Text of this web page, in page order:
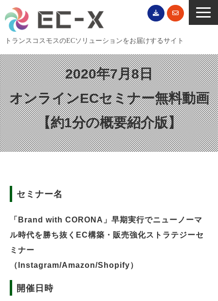
トランスコスモスのECソリューションをお届けするサイト
TOP
サービス一覧
EC導入事例
ECブログ
無料セミナー
EC資料ダウンロード
2020年7月8日
オンラインECセミナー無料動画
【約1分の概要紹介版】
セミナー名
「Brand with CORONA」早期実行でニューノーマ
ル時代を勝ち抜くEC構築・販売強化ストラテジーセ
ミナー
（Instagram/Amazon/Shopify）
開催日時